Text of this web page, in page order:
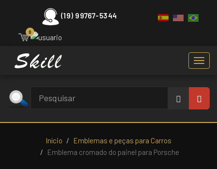
(19) 99767-5344
0
Início
Emblemas e peças para Carros
Emblema cromado do painel para Porsche